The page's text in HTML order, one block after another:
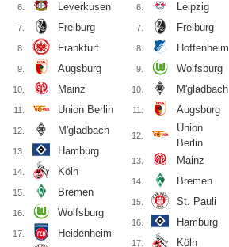
6. Leverkusen
7. Freiburg
8. Frankfurt
9. Augsburg
10. Mainz
11. Union Berlin
12. M'gladbach
13. Hamburg
14. Köln
15. Bremen
16. Wolfsburg
17. Heidenheim
6. Leipzig
7. Freiburg
8. Hoffenheim
9. Wolfsburg
10. M'gladbach
11. Augsburg
12.
Union
Berlin
13. Mainz
14. Bremen
15. St. Pauli
16. Hamburg
17. Köln